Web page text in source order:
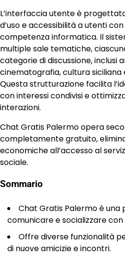
L’interfaccia utente è
d’uso e accessibilità a utenti
competenza informatica. Il
multiple sale tematiche,
categorie di discussione, inclusi
cinematografia, cultura siciliana
Questa strutturazione facilita
con interessi condivisi e
interazioni.
Chat Gratis Palermo opera
completamente gratuito,
economiche all’accesso al
sociale.
Sommario
Chat Gratis Palermo è
comunicare e socializzare
Offre diverse funzionalità
di nuove amicizie e incontri.